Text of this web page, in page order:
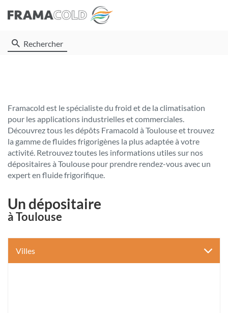
Rechercher
Framacold est le spécialiste du froid et de la climatisation
pour les applications industrielles et commerciales.
Découvrez tous les dépôts Framacold à Toulouse et trouvez
la gamme de fluides frigorigènes la plus adaptée à votre
activité. Retrouvez toutes les informations utiles sur nos
dépositaires à Toulouse pour prendre rendez-vous avec un
expert en fluide frigorifique.
Un dépositaire
à Toulouse
Villes